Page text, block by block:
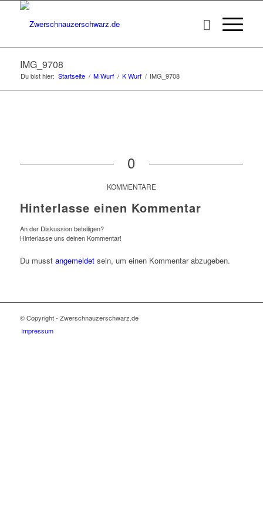
IMG_9708
Du bist hier: Startseite / M Wurf / K Wurf / IMG_9708
0
KOMMENTARE
Hinterlasse einen Kommentar
An der Diskussion beteiligen?
Hinterlasse uns deinen Kommentar!
Du musst angemeldetsein, um einen Kommentar abzugeben.
© Copyright - Zwerschnauzerschwarz.de
Impressum